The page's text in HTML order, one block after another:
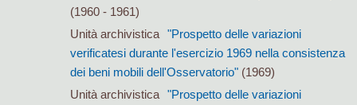
(1960 - 1961)
Unità archivistica
"Prospetto delle variazioni
verificatesi durante l'esercizio 1969 nella consistenza
dei beni mobili dell'Osservatorio"(1969)
Unità archivistica
"Prospetto delle variazioni